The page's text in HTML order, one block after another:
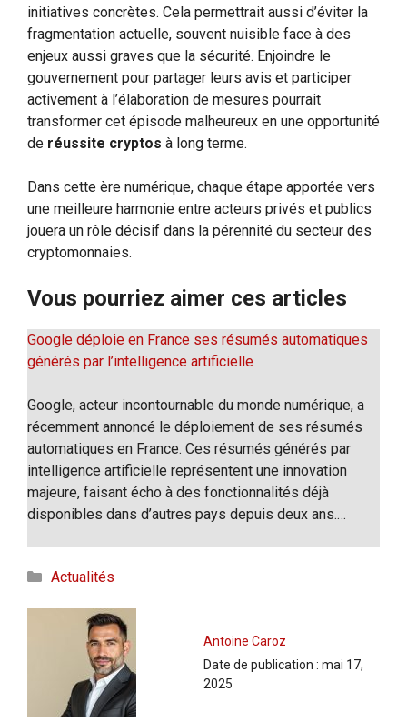
initiatives concrètes. Cela permettrait aussi d’éviter la
fragmentation actuelle, souvent nuisible face à des
enjeux aussi graves que la sécurité. Enjoindre le
gouvernement pour partager leurs avis et participer
activement à l’élaboration de mesures pourrait
transformer cet épisode malheureux en une opportunité
de réussite cryptos à long terme.
Dans cette ère numérique, chaque étape apportée vers
une meilleure harmonie entre acteurs privés et publics
jouera un rôle décisif dans la pérennité du secteur des
cryptomonnaies.
Vous pourriez aimer ces articles
Google déploie en France ses résumés automatiques
générés par l’intelligence artificielle
Google, acteur incontournable du monde numérique, a
récemment annoncé le déploiement de ses résumés
automatiques en France. Ces résumés générés par
intelligence artificielle représentent une innovation
majeure, faisant écho à des fonctionnalités déjà
disponibles dans d’autres pays depuis deux ans.…
Catégories
Actualités
Antoine Caroz
Date de publication : mai 17,
2025